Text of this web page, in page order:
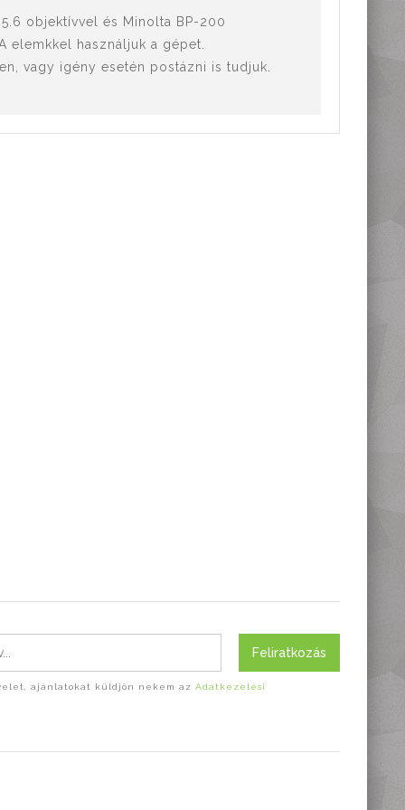
objektívvel és Minolta BP-200
használjuk a gépet.
vagy igény esetén postázni is tudjuk.
Feliratkozás
ajánlatokat küldjön nekem azAdatkezelési